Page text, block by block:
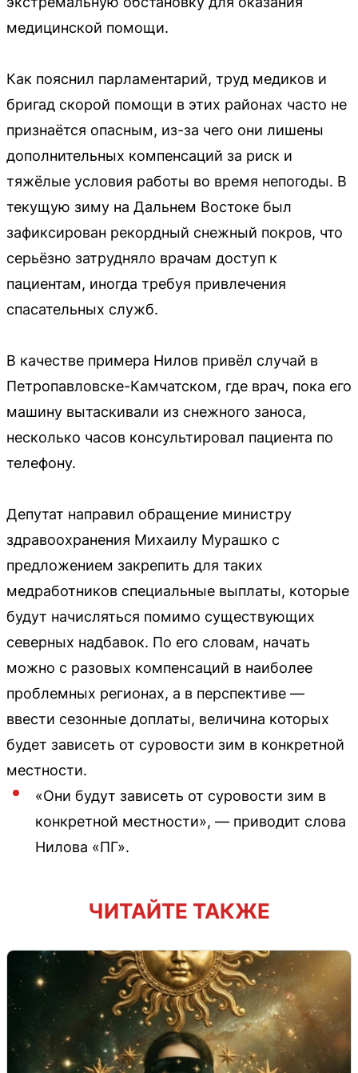
медицинской помощи.
Как пояснил парламентарий, труд медиков и
бригад скорой помощи в этих районах часто не
признаётся опасным, из-за чего они лишены
дополнительных компенсаций за риск и
тяжёлые условия работы во время непогоды. В
текущую зиму на Дальнем Востоке был
зафиксирован рекордный снежный покров, что
серьёзно затрудняло врачам доступ к
пациентам, иногда требуя привлечения
спасательных служб.
В качестве примера Нилов привёл случай в
Петропавловске-Камчатском, где врач, пока его
машину вытаскивали из снежного заноса,
несколько часов консультировал пациента по
телефону.
Депутат направил обращение министру
здравоохранения Михаилу Мурашко с
предложением закрепить для таких
медработников специальные выплаты, которые
будут начисляться помимо существующих
северных надбавок. По его словам, начать
можно с разовых компенсаций в наиболее
проблемных регионах, а в перспективе —
ввести сезонные доплаты, величина которых
будет зависеть от суровости зим в конкретной
местности.
«Они будут зависеть от суровости зим в
конкретной местности», — приводит слова
Нилова «ПГ».
ЧИТАЙТЕ ТАКЖЕ